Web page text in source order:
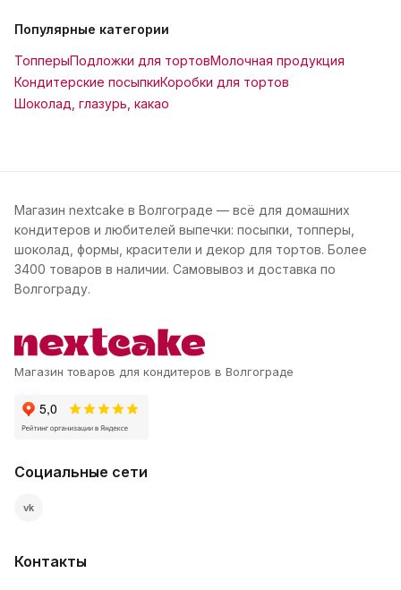
Популярные категории
ТопперыПодложки для тортовМолочная продукция
Кондитерские посыпкиКоробки для тортов
Шоколад, глазурь, какао
Магазин nextcake в Волгограде — всё для домашних
кондитеров и любителей выпечки: посыпки, топперы,
шоколад, формы, красители и декор для тортов. Более
3400 товаров в наличии. Самовывоз и доставка по
Волгограду.
Магазин товаров для кондитеров в Волгограде
Социальные сети
vk
Контакты